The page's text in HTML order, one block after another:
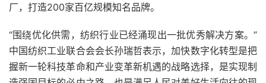
厂，打造200家百亿规模知名品牌。
“围绕优化供需，纺织行业已经涌现出一批优秀解决方案。”
中国纺织工业联合会会长孙瑞哲表示，加快数字化转型是把
握新一轮科技革命和产业变革新机遇的战略选择，是实现制